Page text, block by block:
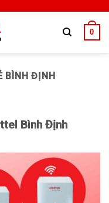
0
BÌNH ĐỊNH
Bình Định